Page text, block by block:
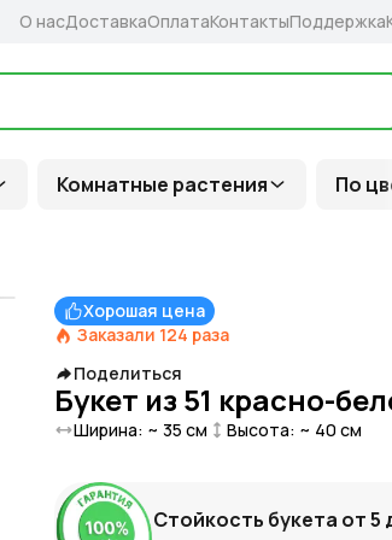
Комнатные растения По
О насДоставкаОплатаКонтактыПоддержка
Хорошая цена
Заказали 124 раза
Поделиться
Букет из 51 красно-
Ширина: ~ 35 см Высота: ~ 40 см
Стойкость букета от5